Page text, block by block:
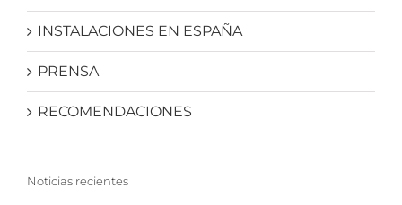
INSTALACIONES EN ESPAÑA
PRENSA
RECOMENDACIONES
Noticias recientes